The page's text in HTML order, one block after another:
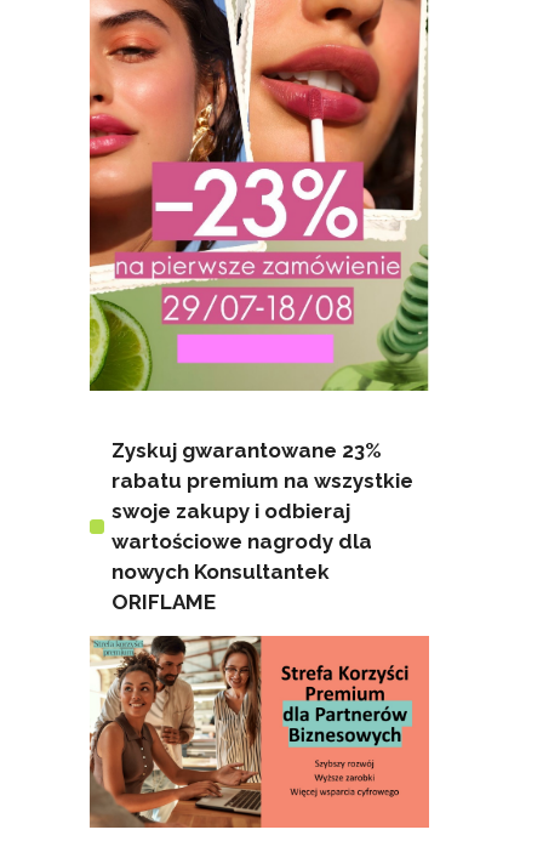
Zyskuj gwarantowane 23%
rabatu premium na wszystkie
swoje zakupy i odbieraj
wartościowe nagrody dla
nowych Konsultantek
ORIFLAME